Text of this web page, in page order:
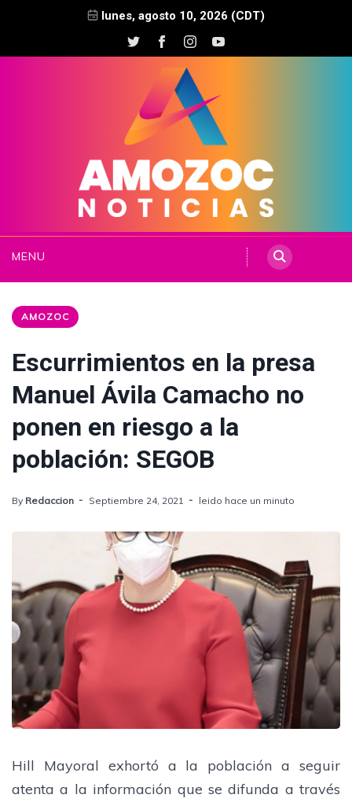
lunes, agosto 10, 2026 (CDT)
MENU
AMOZOC
Escurrimientos en la presa
Manuel Ávila Camacho no
ponen en riesgo a la
población: SEGOB
By Redaccion Septiembre 24, 2021 leido hace un minuto
Hill Mayoral exhortó a la población a seguir
atenta a la información que se difunda a través